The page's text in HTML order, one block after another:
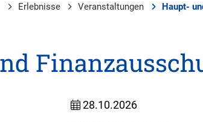
Erlebnisse Veranstaltungen Haupt-
28.10.2026